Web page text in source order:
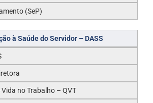
(SeP)
à Saúde do Servidor – DASS
no Trabalho – QVT